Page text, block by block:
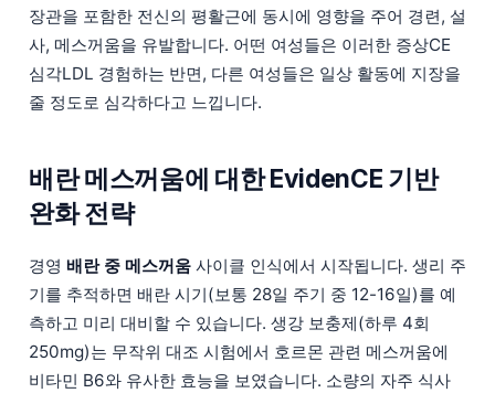
장관을 포함한 전신의 평활근에 동시에 영향을 주어 경련, 설
사, 메스꺼움을 유발합니다. 어떤 여성들은 이러한 증상CE
심각LDL 경험하는 반면, 다른 여성들은 일상 활동에 지장을
줄 정도로 심각하다고 느낍니다.
배란 메스꺼움에 대한 EvidenCE 기반
완화 전략
경영 배란 중 메스꺼움 사이클 인식에서 시작됩니다. 생리 주
기를 추적하면 배란 시기(보통 28일 주기 중 12-16일)를 예
측하고 미리 대비할 수 있습니다. 생강 보충제(하루 4회
250mg)는 무작위 대조 시험에서 호르몬 관련 메스꺼움에
비타민 B6와 유사한 효능을 보였습니다. 소량의 자주 식사